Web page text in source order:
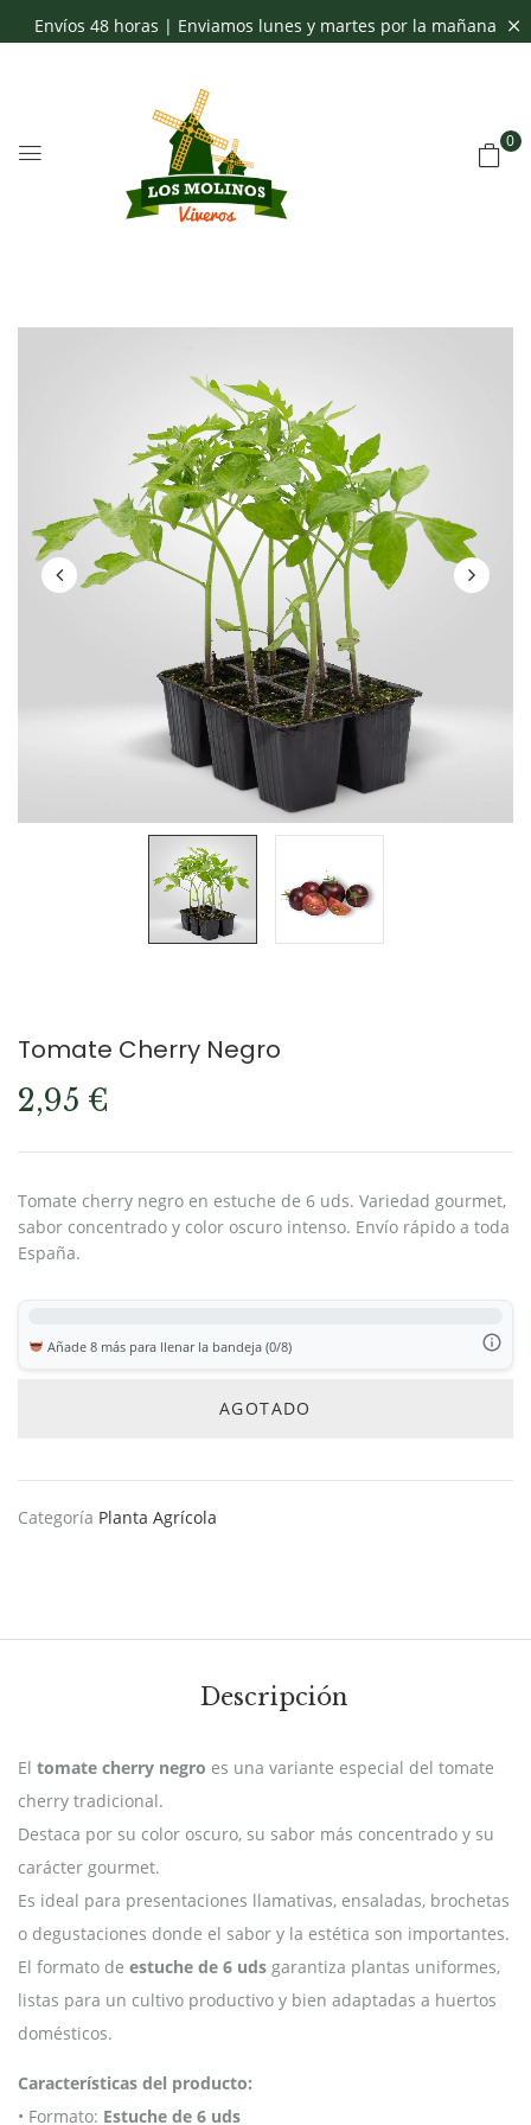
Envíos 48 horas | Enviamos lunes y martes por la mañana
0
Tomate Cherry Negro
2,95 €
Tomate cherry negro en estuche de 6 uds. Variedad gourmet,
sabor concentrado y color oscuro intenso. Envío rápido a toda
España.
Añade 8 más para llenar la bandeja (0/8)
AGOTADO
Categoría Planta Agrícola
Descripción
El tomate cherry negro es una variante especial del tomate
cherry tradicional.
Destaca por su color oscuro, su sabor más concentrado y su
carácter gourmet.
Es ideal para presentaciones llamativas, ensaladas, brochetas
o degustaciones donde el sabor y la estética son importantes.
El formato de estuche de 6 uds garantiza plantas uniformes,
listas para un cultivo productivo y bien adaptadas a huertos
domésticos.
Características del producto:
• Formato: Estuche de 6 uds